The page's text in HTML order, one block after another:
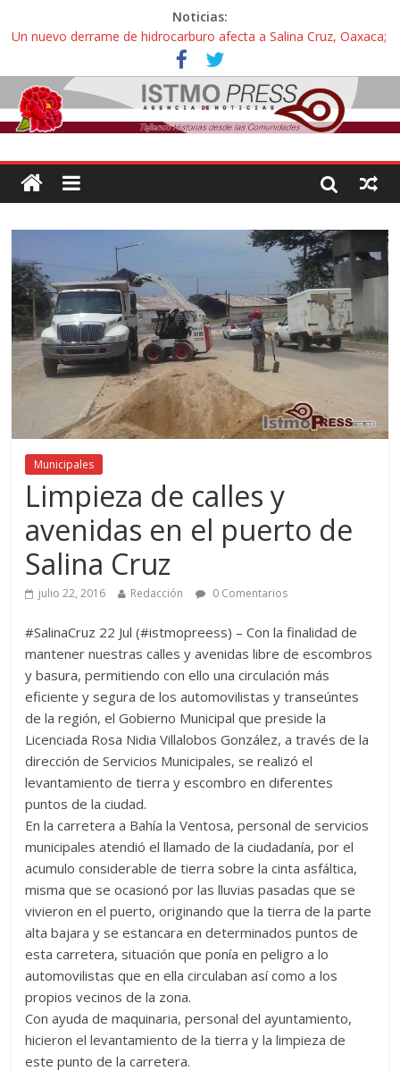
Noticias:
Un nuevo derrame de hidrocarburo afecta a Salina Cruz, Oaxaca;
ahora pescadores de Salinas del Marqués denuncian daños de
Pemex
Ángel, el joven autista expulsado por la Universidad Bienestar de
Ixtepec, Oaxaca vuelve a las aulas tras amparo
Familiares de periodista Alejandro Leyva se reúnen con titular de
intelectuales de su asesinato
Alertan pescadores de Juchitán, Oaxaca de nuevo despojo de su
Pescadores y comuneros ikoots detienen la extracción ilegal de
material pétreo de gravera Oyamel
Municipales
Limpieza de calles y
avenidas en el puerto de
Salina Cruz
julio 22, 2016 Redacción 0 Comentarios
#SalinaCruz 22 Jul (#istmopreess) – Con la finalidad de
mantener nuestras calles y avenidas libre de escombros
y basura, permitiendo con ello una circulación más
eficiente y segura de los automovilistas y transeúntes
de la región, el Gobierno Municipal que preside la
Licenciada Rosa Nidia Villalobos González, a través de la
dirección de Servicios Municipales, se realizó el
levantamiento de tierra y escombro en diferentes
puntos de la ciudad.
En la carretera a Bahía la Ventosa, personal de servicios
municipales atendió el llamado de la ciudadanía, por el
acumulo considerable de tierra sobre la cinta asfáltica,
misma que se ocasionó por las lluvias pasadas que se
vivieron en el puerto, originando que la tierra de la parte
alta bajara y se estancara en determinados puntos de
esta carretera, situación que ponía en peligro a lo
automovilistas que en ella circulaban así como a los
propios vecinos de la zona.
Con ayuda de maquinaria, personal del ayuntamiento,
hicieron el levantamiento de la tierra y la limpieza de
este punto de la carretera.